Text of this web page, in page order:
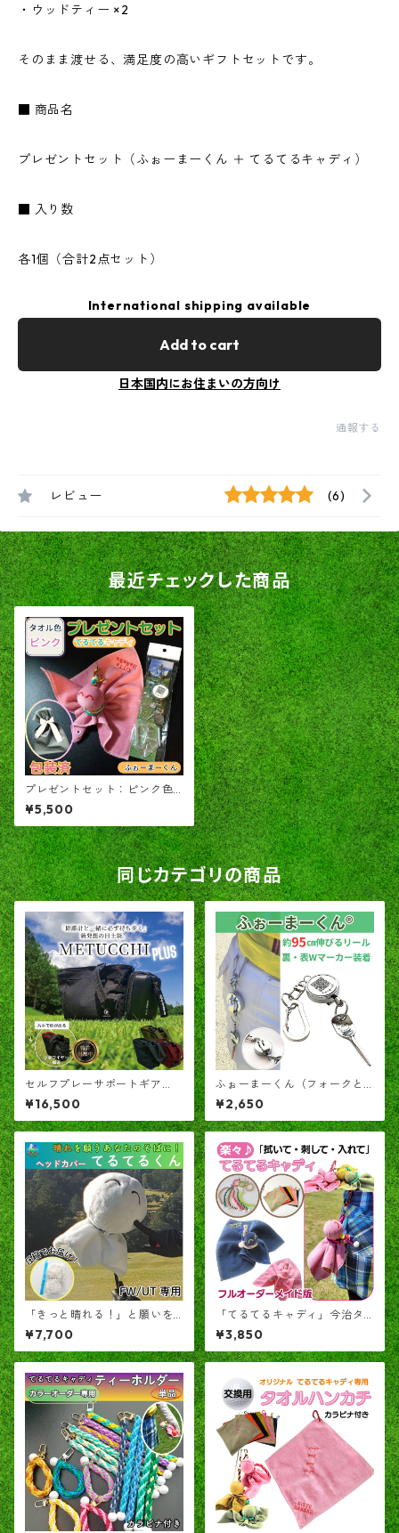
・ウッドティー ×2
そのまま渡せる、満足度の高いギフトセットです。
■ 商品名
プレゼントセット（ふぉーまーくん ＋ てるてるキャディ）
■ 入り数
各1個（合計2点セット）
International shipping available
Add to cart
日本国内にお住まいの方向け
通報する
レビュー (6)
最近チェックした商品
プレゼントセット：ピンク色
「てるてるキャディ」と「ふ
ぉーまーくん」
¥5,500
同じカテゴリの商品
セルフプレーサポートギア
「めつっち＋」 ― ラウンド中
の小さなキャディ ―
¥16,500
ふぉーまーくん（フォークと
ゴルフ場押しマークを一緒に
携帯出来る）
¥2,650
「きっと晴れる！」と願いを
込めて！ ヘッドカバー「て
るてるくん」
¥7,700
「てるてるキャディ」今治タ
オルとティーホルダーで予備
球を包んだテルテル坊主型ク
リーナー
¥3,850